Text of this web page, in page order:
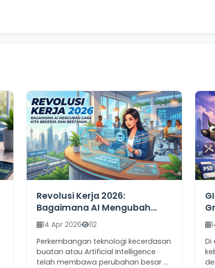
Revolusi Kerja 2026:
Bagaimana AI Mengubah
Cara Kita Bekerja dan
Bertahan
14 Apr 2026 112
Perkembangan teknologi kecerdasan
buatan atau Artificial Intelligence
telah membawa perubahan besar ...
Di